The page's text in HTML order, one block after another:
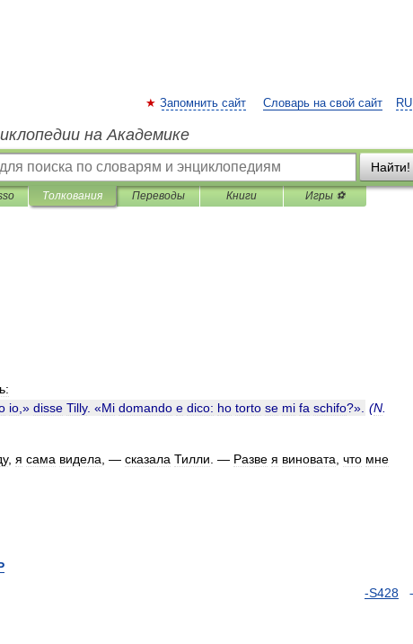
RU
Запомнить сайт Словарь на свой сайт
на Академике
Найти!
Толкования Переводы Книги Игры ⚽
io ,» disse Tilly. «Mi domando e dico: ho torto se mi fa schifo?». (N
, я сама видела , — сказала Тилли . — Разве я виновата что мне
-S428